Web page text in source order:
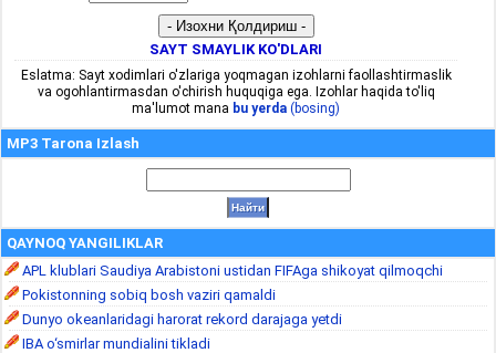
SAYT SMAYLIK KO'DLARI
Eslatma: Sayt xodimlari o'zlariga yoqmagan izohlarni faollashtirmaslik
va ogohlantirmasdan o'chirish huquqiga ega. Izohlar haqida to'liq
ma'lumot mana bu yerda (bosing)
MP3 Tarona Izlash
QAYNOQ YANGILIKLAR
APL klublari Saudiya Arabistoni ustidan FIFAga shikoyat qilmoqchi
Pokistonning sobiq bosh vaziri qamaldi
Dunyo okeanlaridagi harorat rekord darajaga yetdi
IBA o‘smirlar mundialini tikladi